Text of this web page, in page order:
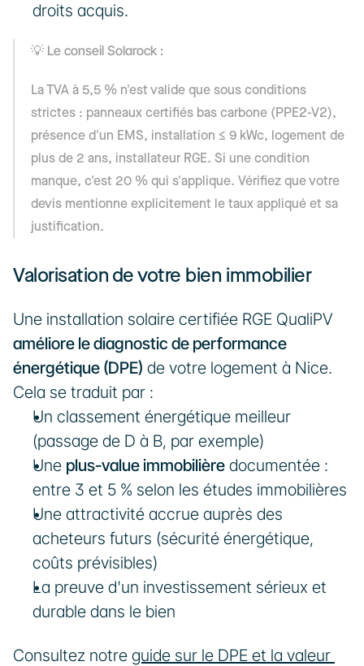
droits acquis.
💡 Le conseil Solarock :
La TVA à 5,5 % n'est valide que sous conditions
strictes : panneaux certifiés bas carbone (PPE2-V2),
présence d'un EMS, installation ≤ 9 kWc, logement de
plus de 2 ans, installateur RGE. Si une condition
manque, c'est 20 % qui s'applique. Vérifiez que votre
devis mentionne explicitement le taux appliqué et sa
justification.
Valorisation de votre bien immobilier
améliore le diagnostic de performance
énergétique (DPE) de votre logement à Nice.
Cela se traduit par :
Un classement énergétique meilleur
(passage de D à B, par exemple)
Une plus-value immobilière documentée :
entre 3 et 5 % selon les études immobilières
Une attractivité accrue auprès des
acheteurs futurs (sécurité énergétique,
coûts prévisibles)
La preuve d'un investissement sérieux et
durable dans le bien
Consultez notre guide sur le DPE et la valeur